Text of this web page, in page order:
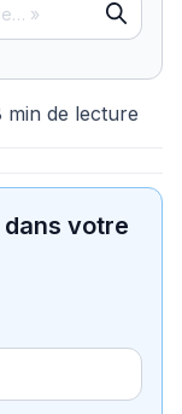
min de lecture
votre